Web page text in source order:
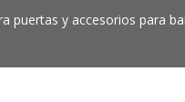
puertas y accesorios para